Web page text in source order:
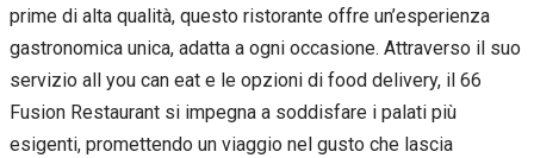
prime di alta qualità, questo ristorante offre un’esperienza
gastronomica unica, adatta a ogni occasione. Attraverso il suo
servizio all you can eat e le opzioni di food delivery, il 66
Fusion Restaurant si impegna a soddisfare i palati più
esigenti, promettendo un viaggio nel gusto che lascia